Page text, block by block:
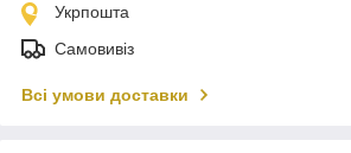
Укрпошта
Самовивіз
Всі умови доставки